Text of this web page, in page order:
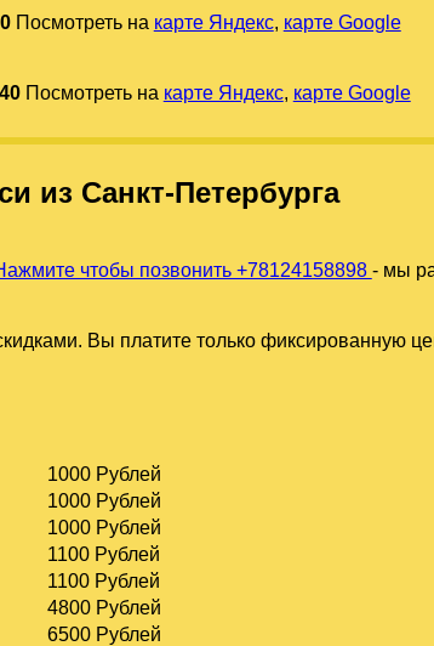
Посмотреть на карте Яндекс, карте Google
Посмотреть на карте Яндекс, карте Google
из Санкт-Петербурга
чтобы позвонить +78124158898 - мы
Вы платите только фиксированную
1000 Рублей
1000 Рублей
1000 Рублей
1100 Рублей
1100 Рублей
4800 Рублей
6500 Рублей